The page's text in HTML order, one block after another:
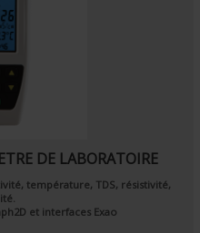
DE LABORATOIRE
température, TDS, résistivité,
et interfaces Exao